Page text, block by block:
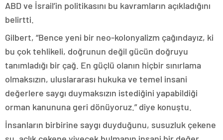
ABD ve İsrail’in politikasını bu kavramların açıkladığını
belirtti.
Gilbert, “Bence yeni bir neo-kolonyalizm çağındayız, ki
bu çok tehlikeli, doğrunun değil gücün doğruyu
tanımladığı bir çağ. En güçlü olanın hiçbir sınırlama
olmaksızın, uluslararası hukuka ve temel insani
değerlere saygı duymaksızın istediğini yapabildiği
orman kanununa geri dönüyoruz.” diye konuştu.
İnsanların birbirine saygı duyduğunu, susuzluk çekene